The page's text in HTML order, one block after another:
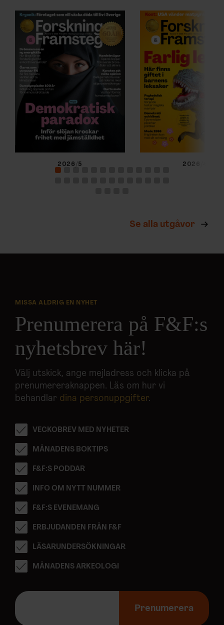
2026/5 2026/4
Se alla utgåvor
MISSA ALDRIG EN NYHET
Prenumerera på F&F:s
nyhetsbrev här!
Välj utskick, ange mejladress och klicka på
prenumereraknappen. Läs om hur vi
behandlar dina personuppgifter.
VECKOBREV MED NYHETER
MÅNADENS BOKTIPS
F&F:S PODDAR
INFO OM NYTT NUMMER
F&F:S EVENEMANG
ERBJUDANDEN FRÅN F&F
LÄSARUNDERSÖKNINGAR
MÅNADENS ARKEOLOGI
E
p
Prenumerera